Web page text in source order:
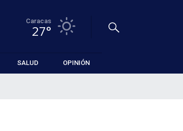
Caracas
27°
SALUD OPINIÓN